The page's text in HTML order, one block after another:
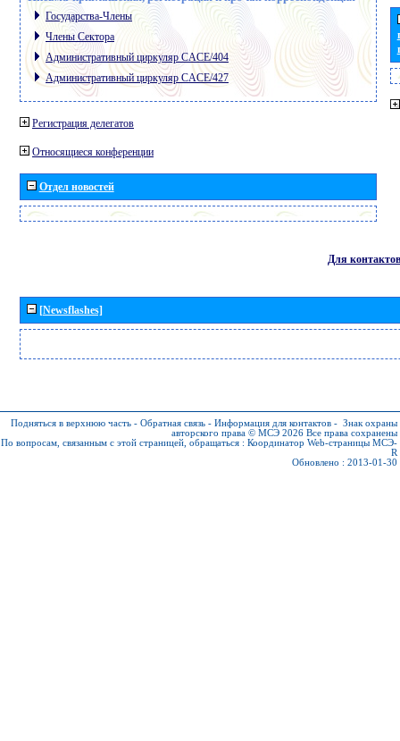
Государства-Члены
Члены Сектора
Административный циркуляр CACE/404
Административный циркуляр CACE/427
Регистрация делегатов
Относящиеся конференции
Отдел новостей
Для контактов
[Newsflashes]
Подняться в верхнюю часть - Обратная связь - Информация для контактов - Знак охраны
авторского права © МСЭ 2026 Все права сохранены
По вопросам, связанным с этой страницей, обращаться : Координатор Web-страницы МСЭ-
R
Обновлено : 2013-01-30